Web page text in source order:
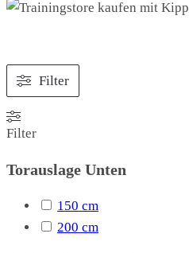
Filter
Filter
Torauslage Unten
150 cm
200 cm